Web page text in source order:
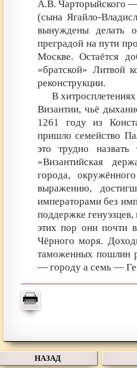
А.В. Чарторыйского —
(сына Ягайло-
вынуждены делать
преградой на пути
Москве. Остаётся
«братской»
реконструкции.
В
Византии, чьё
1261 году из
пришло семейство
это трудно
«Византийская
города,
выражению,
императорами без
поддержке
этих пор они почти
Чёрного моря.
таможенных пошлин
— городу а семь —
НАЗАД